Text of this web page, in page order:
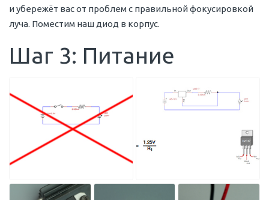
и убережёт вас от проблем с правильной фокусировкой
луча. Поместим наш диод в корпус.
Шаг 3: Питание